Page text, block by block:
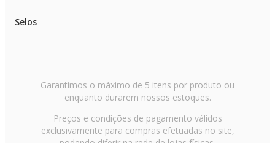
Selos
Garantimos o máximo de 5 itens por produto ou
enquanto durarem nossos estoques.
Preços e condições de pagamento válidos
exclusivamente para compras efetuadas no site,